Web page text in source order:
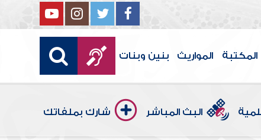
المكتبة المواريث بنين وبنات
البث المباشر شارك بملفاتك